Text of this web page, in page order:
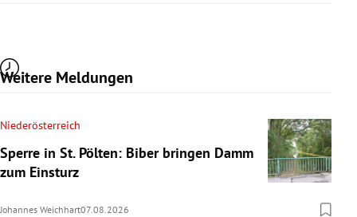
Weitere Meldungen
Niederösterreich
Sperre in St. Pölten: Biber bringen Damm
zum Einsturz
Johannes Weichhart07.08.2026